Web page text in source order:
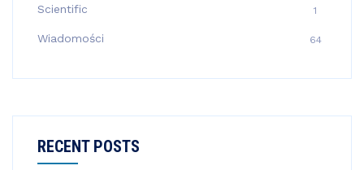
Scientific 1
Wiadomości 64
RECENT POSTS